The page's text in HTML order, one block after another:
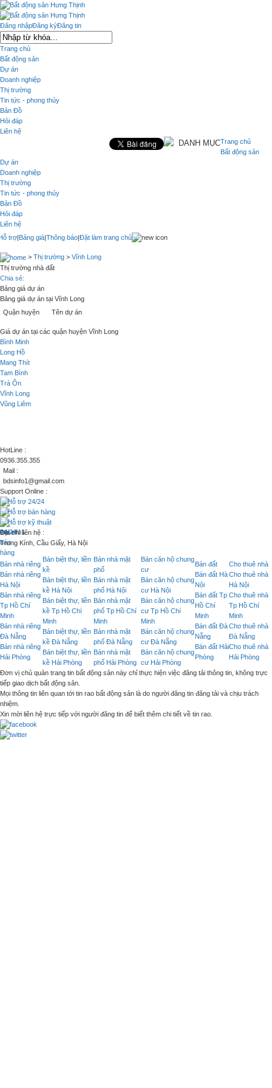
Đăng ký
Đăng nhập Đăng tin
Trang chủ
Bất động sản
Dự án
Doanh nghiệp
Thị trường
Tin tức - phong thủy
Bản Đồ
Hỏi đáp
Liên hệ
DANH MỤCTrang chủ
Bất động sản
Dự án
Doanh nghiệp
Thị trường
Tin tức - phong thủy
Bản Đồ
Hỏi đáp
Liên hệ
trợ|Bảng giá|Thông báo|Đặt làm trang chủ
> Thị trường > Vĩnh Long
Thị trường nhà đất
Chia sẻ:
Bảng giá dự án
Bảng giá dự án tại Vĩnh Long
Quận huyện
Tên dự án
Giá dự án tại các quận huyện Vĩnh Long
Bình Minh
Long Hồ
Mang Thít
Tam Bình
Trà Ôn
Vĩnh Long
Vũng Liêm
HotLine :
0936.355.355
Mail :
bdsinfo1@gmail.com
Support Online :
Hỗ trợ 24/24
Hỗ trợ bán hàng
Hỗ trợ kỹ thuật
Địa chỉ liên hệ :
Trung Kính, Cầu Giấy, Hà Nội
Bán nhà riêng
Bán nhà riêng
Hà Nội
Bán nhà riêng
Tp Hồ Chí
Minh
Bán nhà riêng
Đà Nẵng
Bán nhà riêng
Hải Phòng
Bán biệt thự, liền
kề
Bán biệt thự, liền
kề Hà Nội
Bán biệt thự, liền
kề Tp Hồ Chí
Minh
Bán biệt thự, liền
kề Đà Nẵng
Bán biệt thự, liền
kề Hải Phòng
Bán nhà mặt
phố
Bán nhà mặt
phố Hà Nội
Bán nhà mặt
phố Tp Hồ Chí
Minh
Bán nhà mặt
phố Đà Nẵng
Bán nhà mặt
phố Hải Phòng
Bán căn hộ chung
cư
Bán căn hộ chung
cư Hà Nội
Bán căn hộ chung
cư Tp Hồ Chí
Minh
Bán căn hộ chung
cư Đà Nẵng
Bán căn hộ chung
cư Hải Phòng
Bán đất
Bán đất Hà
Nội
Bán đất Tp
Hồ Chí
Minh
Bán đất Đà
Nẵng
Bán đất Hải
Phòng
Cho thuê nhà
Cho thuê nhà
Hà Nội
Cho thuê nhà
Tp Hồ Chí
Minh
Cho thuê nhà
Đà Nẵng
Cho thuê nhà
Hải Phòng
Đơn vị chủ quản trang tin bất động sản này chỉ thực hiện việc đăng tải thông tin, không trực
tiếp giao dịch bất động sản.
Mọi thông tin liên quan tới tin rao bất động sản là do người đăng tin đăng tải và chịu trách
nhiệm.
Xin mời liên hệ trực tiếp với người đăng tin để biết thêm chi tiết về tin rao.